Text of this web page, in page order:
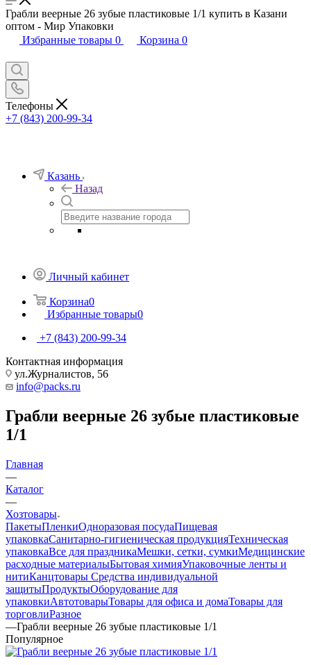
Грабли веерные 26 зубые пластиковые 1/1 купить в Казани
оптом - Мир Упаковки
Избранные товары 0 Корзина 0
Телефоны
+7 (843) 200-99-34
Казань
Назад
Личный кабинет
Корзина0
Избранные товары0
+7 (843) 200-99-34
Контактная информация
ул.Журналистов, 56
info@packs.ru
Грабли веерные 26 зубые пластиковые
1/1
Главная
—
Каталог
—
Хозтовары
ПакетыПленкиОдноразовая посудаПищевая
упаковкаСанитарно-гигиеническая продукцияТехническая
упаковкаВсе для праздникаМешки, сетки, сумкиМедицинские
расходные материалыБытовая химияУпаковочные ленты и
нитиКанцтовары Средства индивидуальной
защитыПродуктыОборудование для
упаковкиАвтотоварыТовары для офиса и домаТовары для
торговлиРазное
—Грабли веерные 26 зубые пластиковые 1/1
Популярное